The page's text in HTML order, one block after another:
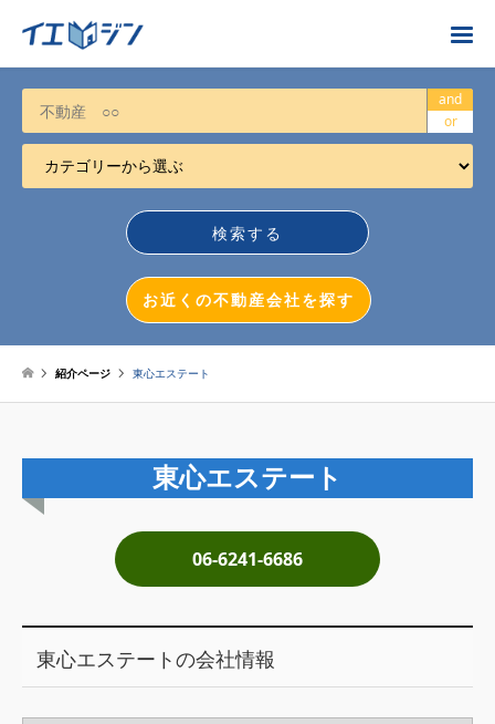
お近くの不動産会社を探す
カテゴリーから選ぶ
不動産売却
不動産投資
土地売却
税金について
運営会社
and
or
お近くの不動産会社を探す
紹介ページ 東心エステート
東心エステート
06-6241-6686
東心エステートの会社情報